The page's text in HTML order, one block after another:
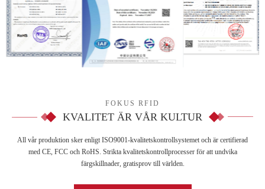
FOKUS RFID
KVALITET ÄR VÅR KULTUR
All vår produktion sker enligt ISO9001-kvalitetskontrollsystemet och är certifierad
med CE, FCC och RoHS. Strikta kvalitetskontrollprocesser för att undvika
färgskillnader, gratisprov till världen.